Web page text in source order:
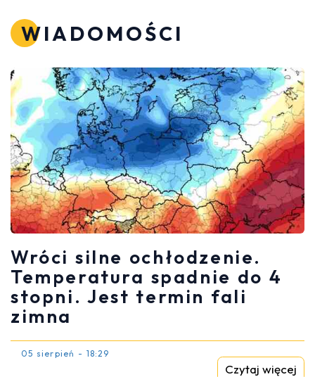
WIADOMOŚCI
Wróci silne ochłodzenie.
Temperatura spadnie do 4
stopni. Jest termin fali
zimna
05 sierpień - 18:29
Czytaj więcej